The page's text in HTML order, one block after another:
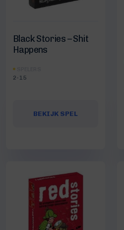
Black Stories – Shit
Happens
2-15
BEKIJK SPEL